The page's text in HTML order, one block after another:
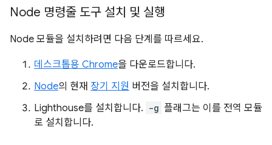
Node 명령줄 도구 설치 및 실행
Node 모듈을 설치하려면 다음 단계를 따르세요.
데스크톱용 Chrome을 다운로드합니다.
Node의 현재 장기 지원 버전을 설치합니다.
Lighthouse를 설치합니다. -g 플래그는 이를 전역 모듈
로 설치합니다.